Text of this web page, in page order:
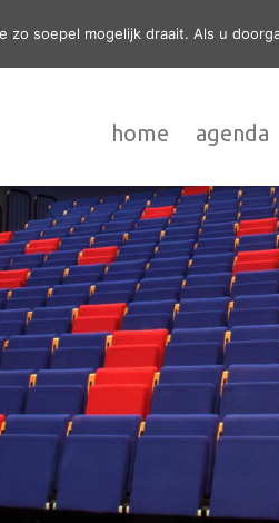
home agenda
soepel mogelijk draait. Als u